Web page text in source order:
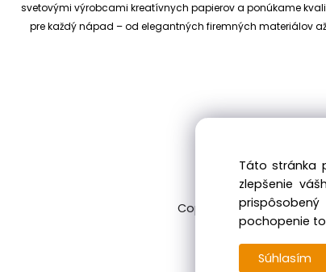
svetovými výrobcami kreatívnych papierov a ponúkame
pre každý nápad – od elegantných firemných materiálov
Copyright © 2017
Táto stránka
zlepšenie
pochopenie
Súhlasím